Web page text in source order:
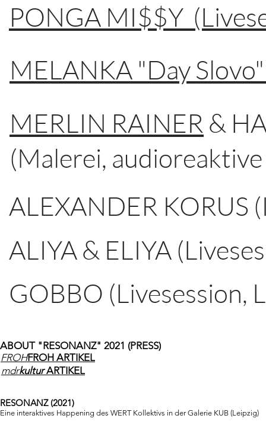
PONGA MI$$Y
MELANKA "Day
MERLIN RAINER &
(Malerei,
ALEXANDER KORUS
ALIYA & ELIYA
GOBBO (Livesession,
ABOUT "RESONANZ" 2021 (PRESS)
FROHFROH ARTIKEL
mdrkulturARTIKEL
RESONANZ (2021)
Eine interaktives Happening des WERT Kollektivs in der Galerie KUB (Leipzig)